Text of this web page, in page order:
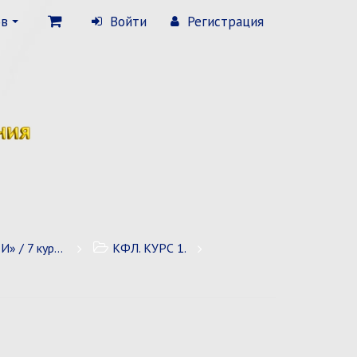
Войти Регистрация
курсов
КФЛ. КУРС 1.